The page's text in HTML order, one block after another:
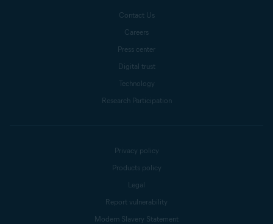
Contact Us
Careers
Press center
Digital trust
Technology
Research Participation
Privacy policy
Products policy
Legal
Report vulnerability
Modern Slavery Statement